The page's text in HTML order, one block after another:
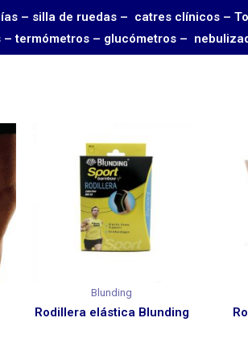
– silla de ruedas – catres clínicos
termómetros – glucómetros –
Blunding
Rodillera elástica Blunding